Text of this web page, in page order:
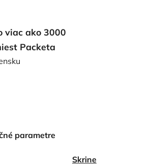
viac ako 3000
Packeta
parametre
Skrine